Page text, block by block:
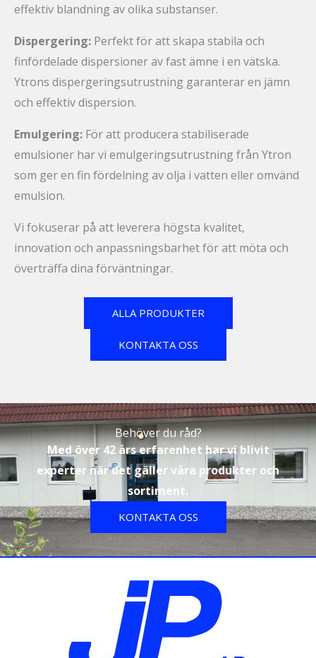
effektiv blandning av olika substanser.
Dispergering: Perfekt för att skapa stabila och
finfördelade dispersioner av fast ämne i en vätska.
Ytrons dispergeringsutrustning garanterar en jämn
och effektiv dispersion.
Emulgering: För att producera stabiliserade
emulsioner har vi emulgeringsutrustning från Ytron
som ger en fin fördelning av olja i vatten eller omvänd
emulsion.
Vi fokuserar på att leverera högsta kvalitet,
innovation och anpassningsbarhet för att möta och
överträffa dina förväntningar.
ALLA PRODUKTER
KONTAKTA OSS
Behöver du råd?
Med över 42 års erfarenhet har vi blivit
experter när det gäller våra produkter och
sortiment.
KONTAKTA OSS